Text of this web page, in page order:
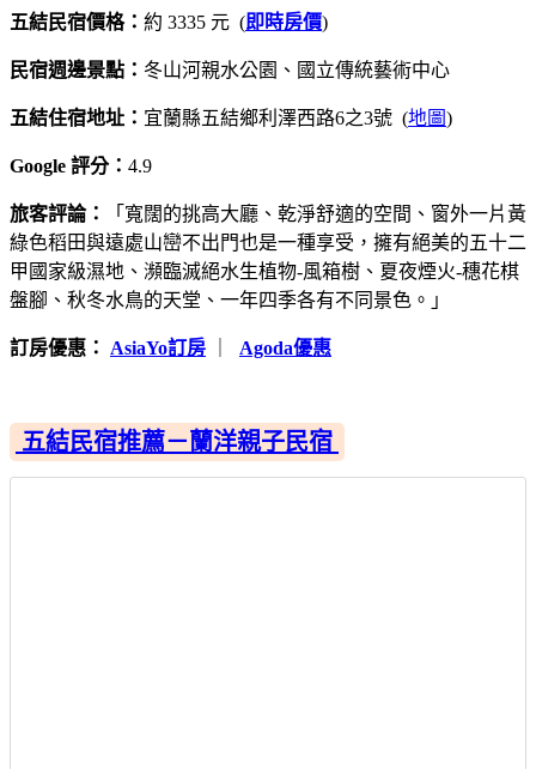
五結民宿價格： 約 3335 元 (即時房價)
民宿週邊景點： 冬山河親水公園、國立傳統藝術中心
五結住宿地址： 宜蘭縣五結鄉利澤西路6之3號 (地圖)
Google 評分： 4.9
旅客評論：
「寬闊的挑高大廳、乾淨舒適的空間、窗外一片黃
綠色稻田與遠處山巒不出門也是一種享受，擁有絕美的五十二
甲國家級濕地、瀕臨滅絕水生植物-風箱樹、夏夜煙火-穗花棋
盤腳、秋冬水鳥的天堂、一年四季各有不同景色。」
訂房優惠： AsiaYo訂房 Agoda優惠
五結民宿推薦－蘭洋親子民宿